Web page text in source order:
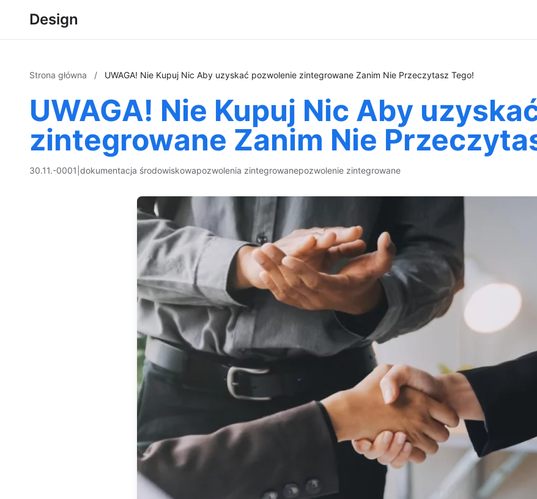
Design
Strona główna / UWAGA! Nie Kupuj Nic Aby uzyskać pozwolenie zintegrowane Zanim Nie Przeczytasz Tego!
UWAGA! Nie Kupuj Nic Aby
zintegrowane Zanim Nie
30.11.-0001 dokumentacja środowiskowapozwolenia zintegrowanepozwolenie zintegrowane